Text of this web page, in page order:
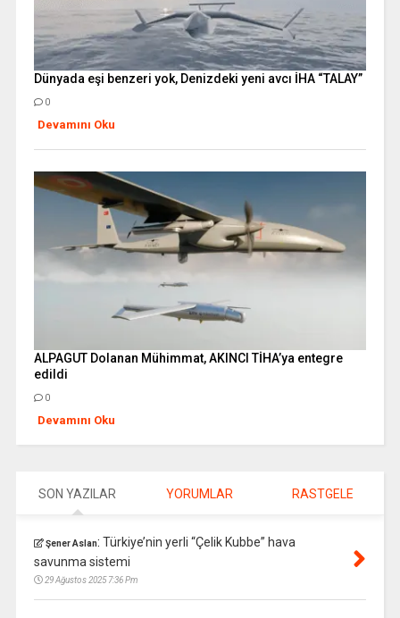
Dünyada eşi benzeri yok, Denizdeki yeni avcı İHA “TALAY”
0
Devamını Oku
ALPAGUT Dolanan Mühimmat, AKINCI TİHA’ya entegre
edildi
0
Devamını Oku
SON YAZILAR YORUMLAR RASTGELE
Şener Aslan: Türkiye’nin yerli “Çelik Kubbe” hava
savunma sistemi
29 Ağustos 2025 7:36 Pm